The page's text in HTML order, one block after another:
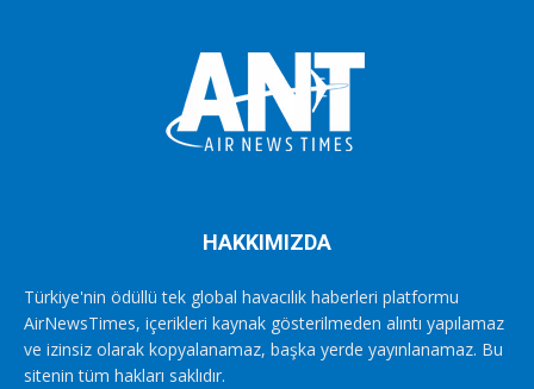
HAKKIMIZDA
Türkiye'nin ödüllü tek global havacılık haberleri platformu
AirNewsTimes, içerikleri kaynak gösterilmeden alıntı yapılamaz
ve izinsiz olarak kopyalanamaz, başka yerde yayınlanamaz. Bu
sitenin tüm hakları saklıdır.